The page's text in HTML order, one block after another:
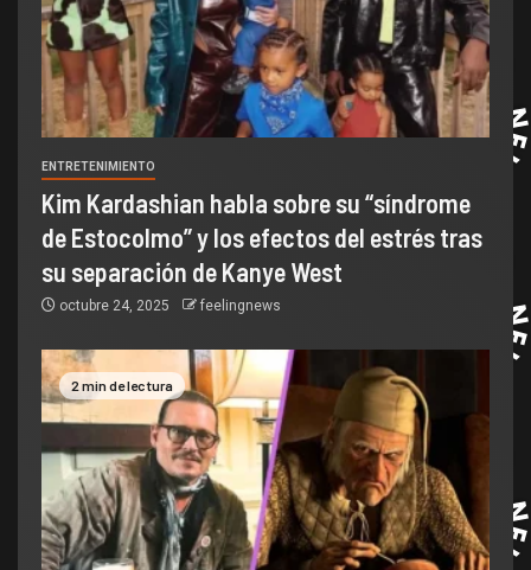
ENTRETENIMIENTO
Kim Kardashian habla sobre su “síndrome
de Estocolmo” y los efectos del estrés tras
su separación de Kanye West
octubre 24, 2025 feelingnews
2 min de lectura